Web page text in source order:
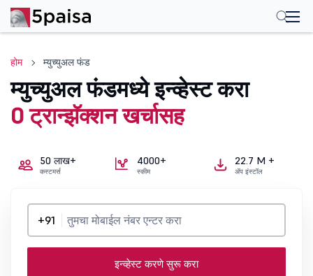
होम म्युच्युअल फंड
म्युच्युअल फंडमध्ये इन्व्हेस्ट करा
0 ट्रान्झॅक्शन खर्चासह
50 लाख+
कस्टमर्स
4000+
स्कीम
22.7 M +
ॲप इंस्टॉल
+91
इन्व्हेस्ट करणे सुरू करा